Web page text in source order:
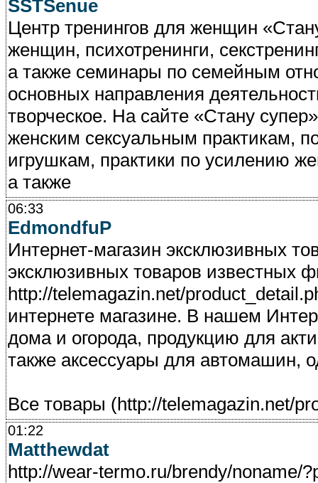
SSTSenue
Центр тренингов для женщин
женщин, психотренинги,
а также семинары по семейным
основных направления
творческое. На сайте «Стану
женским сексуальным практикам,
игрушкам, практики по усилению
а также
06:33
EdmondfuP
Интернет-магазин эксклюзивных
эксклюзивных товаров известных
http://telemagazin.net/
интернете магазине. В нашем
дома и огорода, продукцию для
также аксессуары для автомашин,
Все товары (http://telemagazin.net/
01:22
Matthewdat
http://wear-termo.ru/brendy/noname/